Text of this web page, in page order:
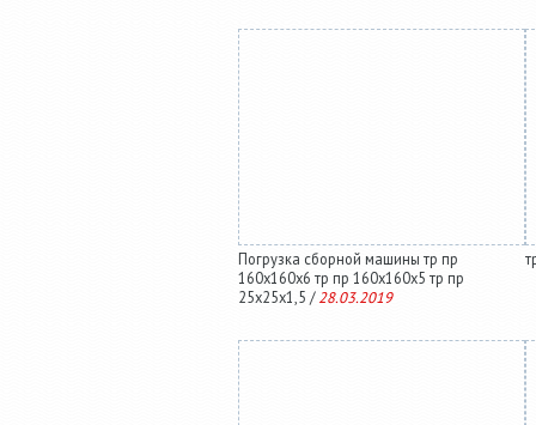
Погрузка сборной машины тр пр
160х160х6 тр пр 160х160х5 тр пр
25х25х1,5 / 28.03.2019